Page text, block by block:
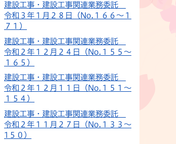
建設工事・建設工事関連業務委託
令和３年１月２８日（No.１６６～１
７１）
建設工事・建設工事関連業務委託
令和２年１２月２４日（No.１５５～
１６５）
建設工事・建設工事関連業務委託
令和２年１２月１１日（No.１５１～
１５４）
建設工事・建設工事関連業務委託
令和２年１１月２７日（No.１３３～
1５０）